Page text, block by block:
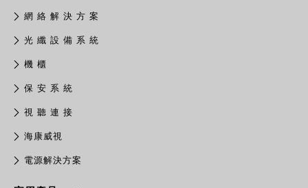
網 絡 解 決 方 案
光 纖 設 備 系 統
機 櫃
保 安 系 統
視 聽 連 接
​海康威視
電源解決方案